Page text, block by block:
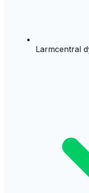
Larmcentral